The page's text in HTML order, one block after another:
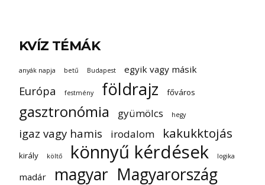
KVÍZ TÉMÁK
anyák napja betű Budapest egyik vagy másik
Európa festmény földrajz főváros
gasztronómia gyümölcs hegy
igaz vagy hamis irodalom kakukktojás
király költő könnyű kérdések logika
madár magyar Magyarország